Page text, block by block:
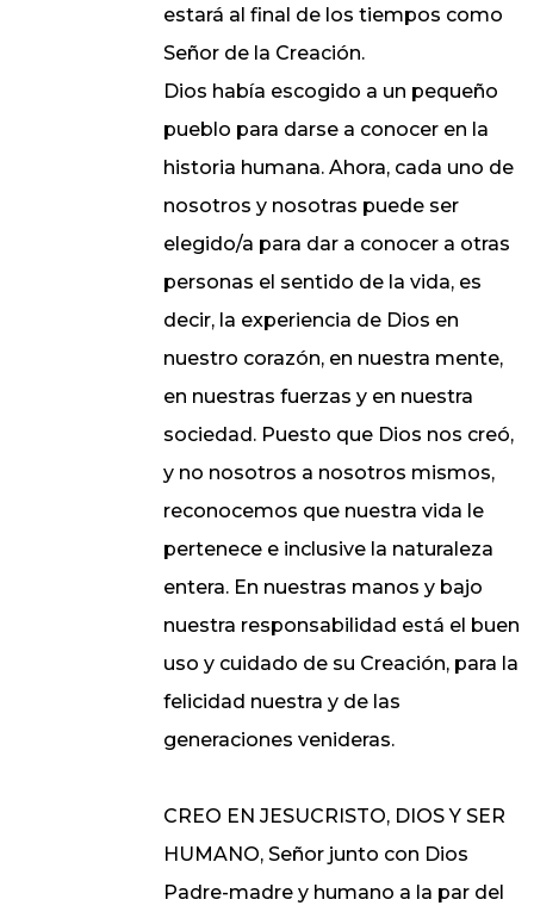
estará al final de los tiempos como
Señor de la Creación.
Dios había escogido a un pequeño
pueblo para darse a conocer en la
historia humana. Ahora, cada uno de
nosotros y nosotras puede ser
elegido/a para dar a conocer a otras
personas el sentido de la vida, es
decir, la experiencia de Dios en
nuestro corazón, en nuestra mente,
en nuestras fuerzas y en nuestra
sociedad. Puesto que Dios nos creó,
y no nosotros a nosotros mismos,
reconocemos que nuestra vida le
pertenece e inclusive la naturaleza
entera. En nuestras manos y bajo
nuestra responsabilidad está el buen
uso y cuidado de su Creación, para la
felicidad nuestra y de las
generaciones venideras.
CREO EN JESUCRISTO, DIOS Y SER
HUMANO, Señor junto con Dios
Padre-madre y humano a la par del